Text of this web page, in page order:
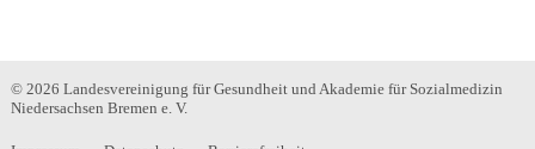
© 2026 Landesvereinigung für Gesundheit und Akademie für Sozialmedizin
Niedersachsen Bremen e. V.